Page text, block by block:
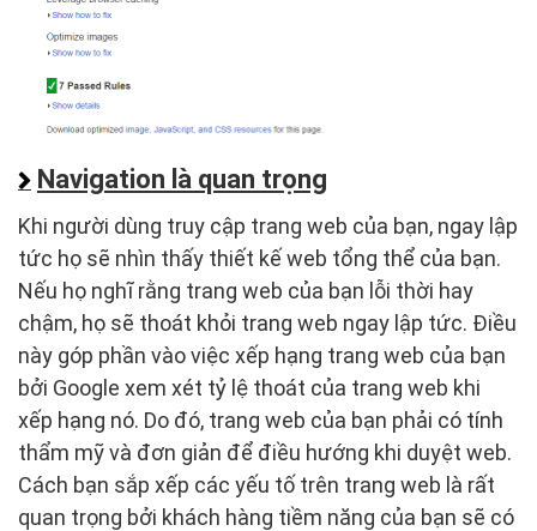
Navigation là quan trọng
Khi người dùng truy cập trang web của bạn, ngay lập
tức họ sẽ nhìn thấy thiết kế web tổng thể của bạn.
Nếu họ nghĩ rằng trang web của bạn lỗi thời hay
chậm, họ sẽ thoát khỏi trang web ngay lập tức. Điều
này góp phần vào việc xếp hạng trang web của bạn
bởi Google xem xét tỷ lệ thoát của trang web khi
xếp hạng nó. Do đó, trang web của bạn phải có tính
thẩm mỹ và đơn giản để điều hướng khi duyệt web.
Cách bạn sắp xếp các yếu tố trên trang web là rất
quan trọng bởi khách hàng tiềm năng của bạn sẽ có